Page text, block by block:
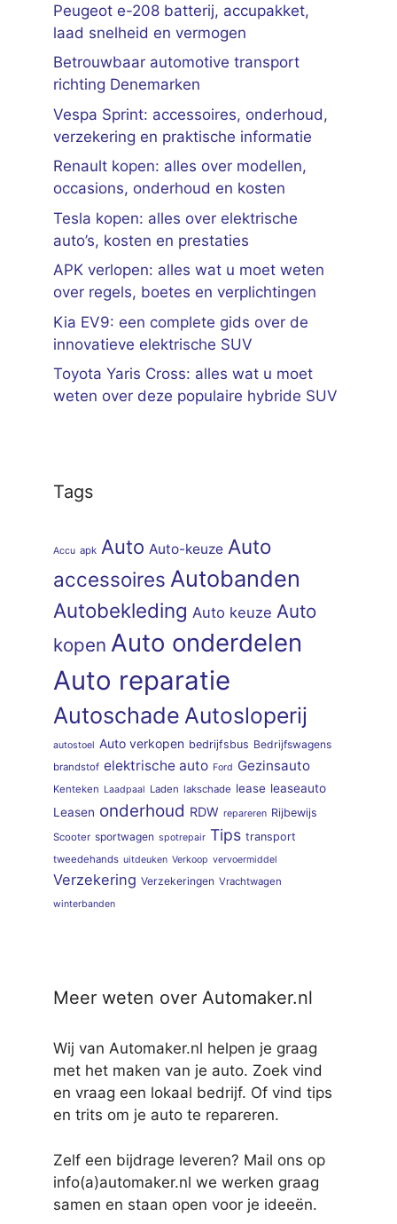
Peugeot e-208 batterij, accupakket,
laad snelheid en vermogen
Betrouwbaar automotive transport
richting Denemarken
Vespa Sprint: accessoires, onderhoud,
verzekering en praktische informatie
Renault kopen: alles over modellen,
occasions, onderhoud en kosten
Tesla kopen: alles over elektrische
auto’s, kosten en prestaties
APK verlopen: alles wat u moet weten
over regels, boetes en verplichtingen
Kia EV9: een complete gids over de
innovatieve elektrische SUV
Toyota Yaris Cross: alles wat u moet
weten over deze populaire hybride SUV
Tags
Accu apk Auto Auto-keuze Auto
accessoires Autobanden
Autobekleding Auto keuze Auto
kopen Auto onderdelen
Auto reparatie
Autoschade Autosloperij
autostoel Auto verkopen bedrijfsbus Bedrijfswagens
brandstof elektrische auto Ford Gezinsauto
Kenteken Laadpaal Laden lakschade lease leaseauto
Leasen onderhoud RDW repareren Rijbewijs
Scooter sportwagen spotrepair Tips transport
tweedehands uitdeuken Verkoop vervoermiddel
Verzekering Verzekeringen Vrachtwagen
winterbanden
Meer weten over Automaker.nl
Wij van Automaker.nl helpen je graag
met het maken van je auto. Zoek vind
en vraag een lokaal bedrijf. Of vind tips
en trits om je auto te repareren.
Zelf een bijdrage leveren? Mail ons op
info(a)automaker.nl we werken graag
samen en staan open voor je ideeën.